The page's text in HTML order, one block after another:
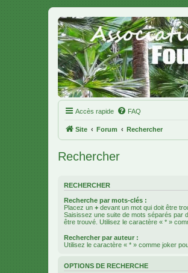
Accès rapide FAQ
Site Forum Rechercher
Rechercher
RECHERCHER
Recherche par mots-clés :
Placez un + devant un mot qui doit être
Saisissez une suite de mots séparés par
être trouvé. Utilisez le caractère « * »
Rechercher par auteur :
Utilisez le caractère « * » comme joker
OPTIONS DE RECHERCHE